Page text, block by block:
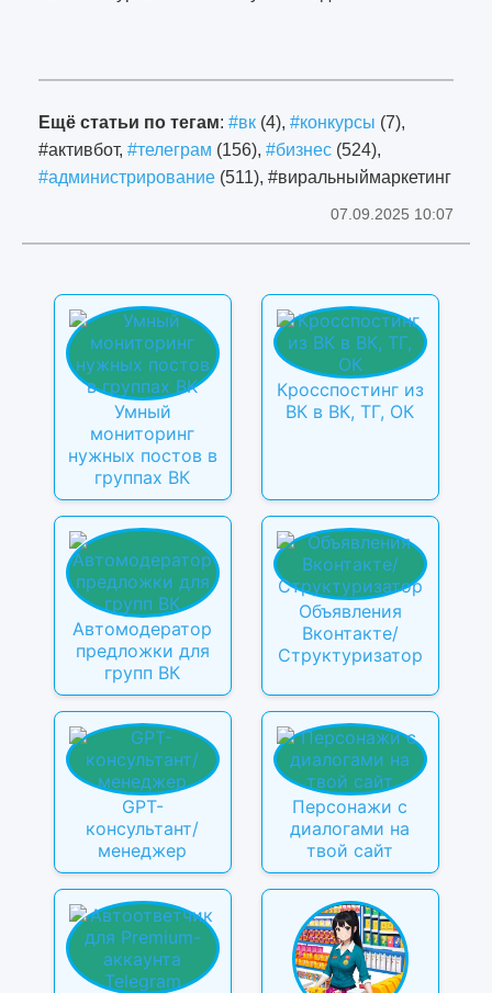
Ещё статьи по тегам: #вк (4), #конкурсы (7),
#активбот, #телеграм (156), #бизнес (524),
#администрирование (511), #виральныймаркетинг
07.09.2025 10:07
Умный
мониторинг
нужных постов в
группах ВК
Кросспостинг из
ВК в ВК, ТГ, ОК
Автомодератор
предложки для
групп ВК
Объявления
Вконтакте/
Структуризатор
GPT-
консультант/
менеджер
Персонажи с
диалогами на
твой сайт